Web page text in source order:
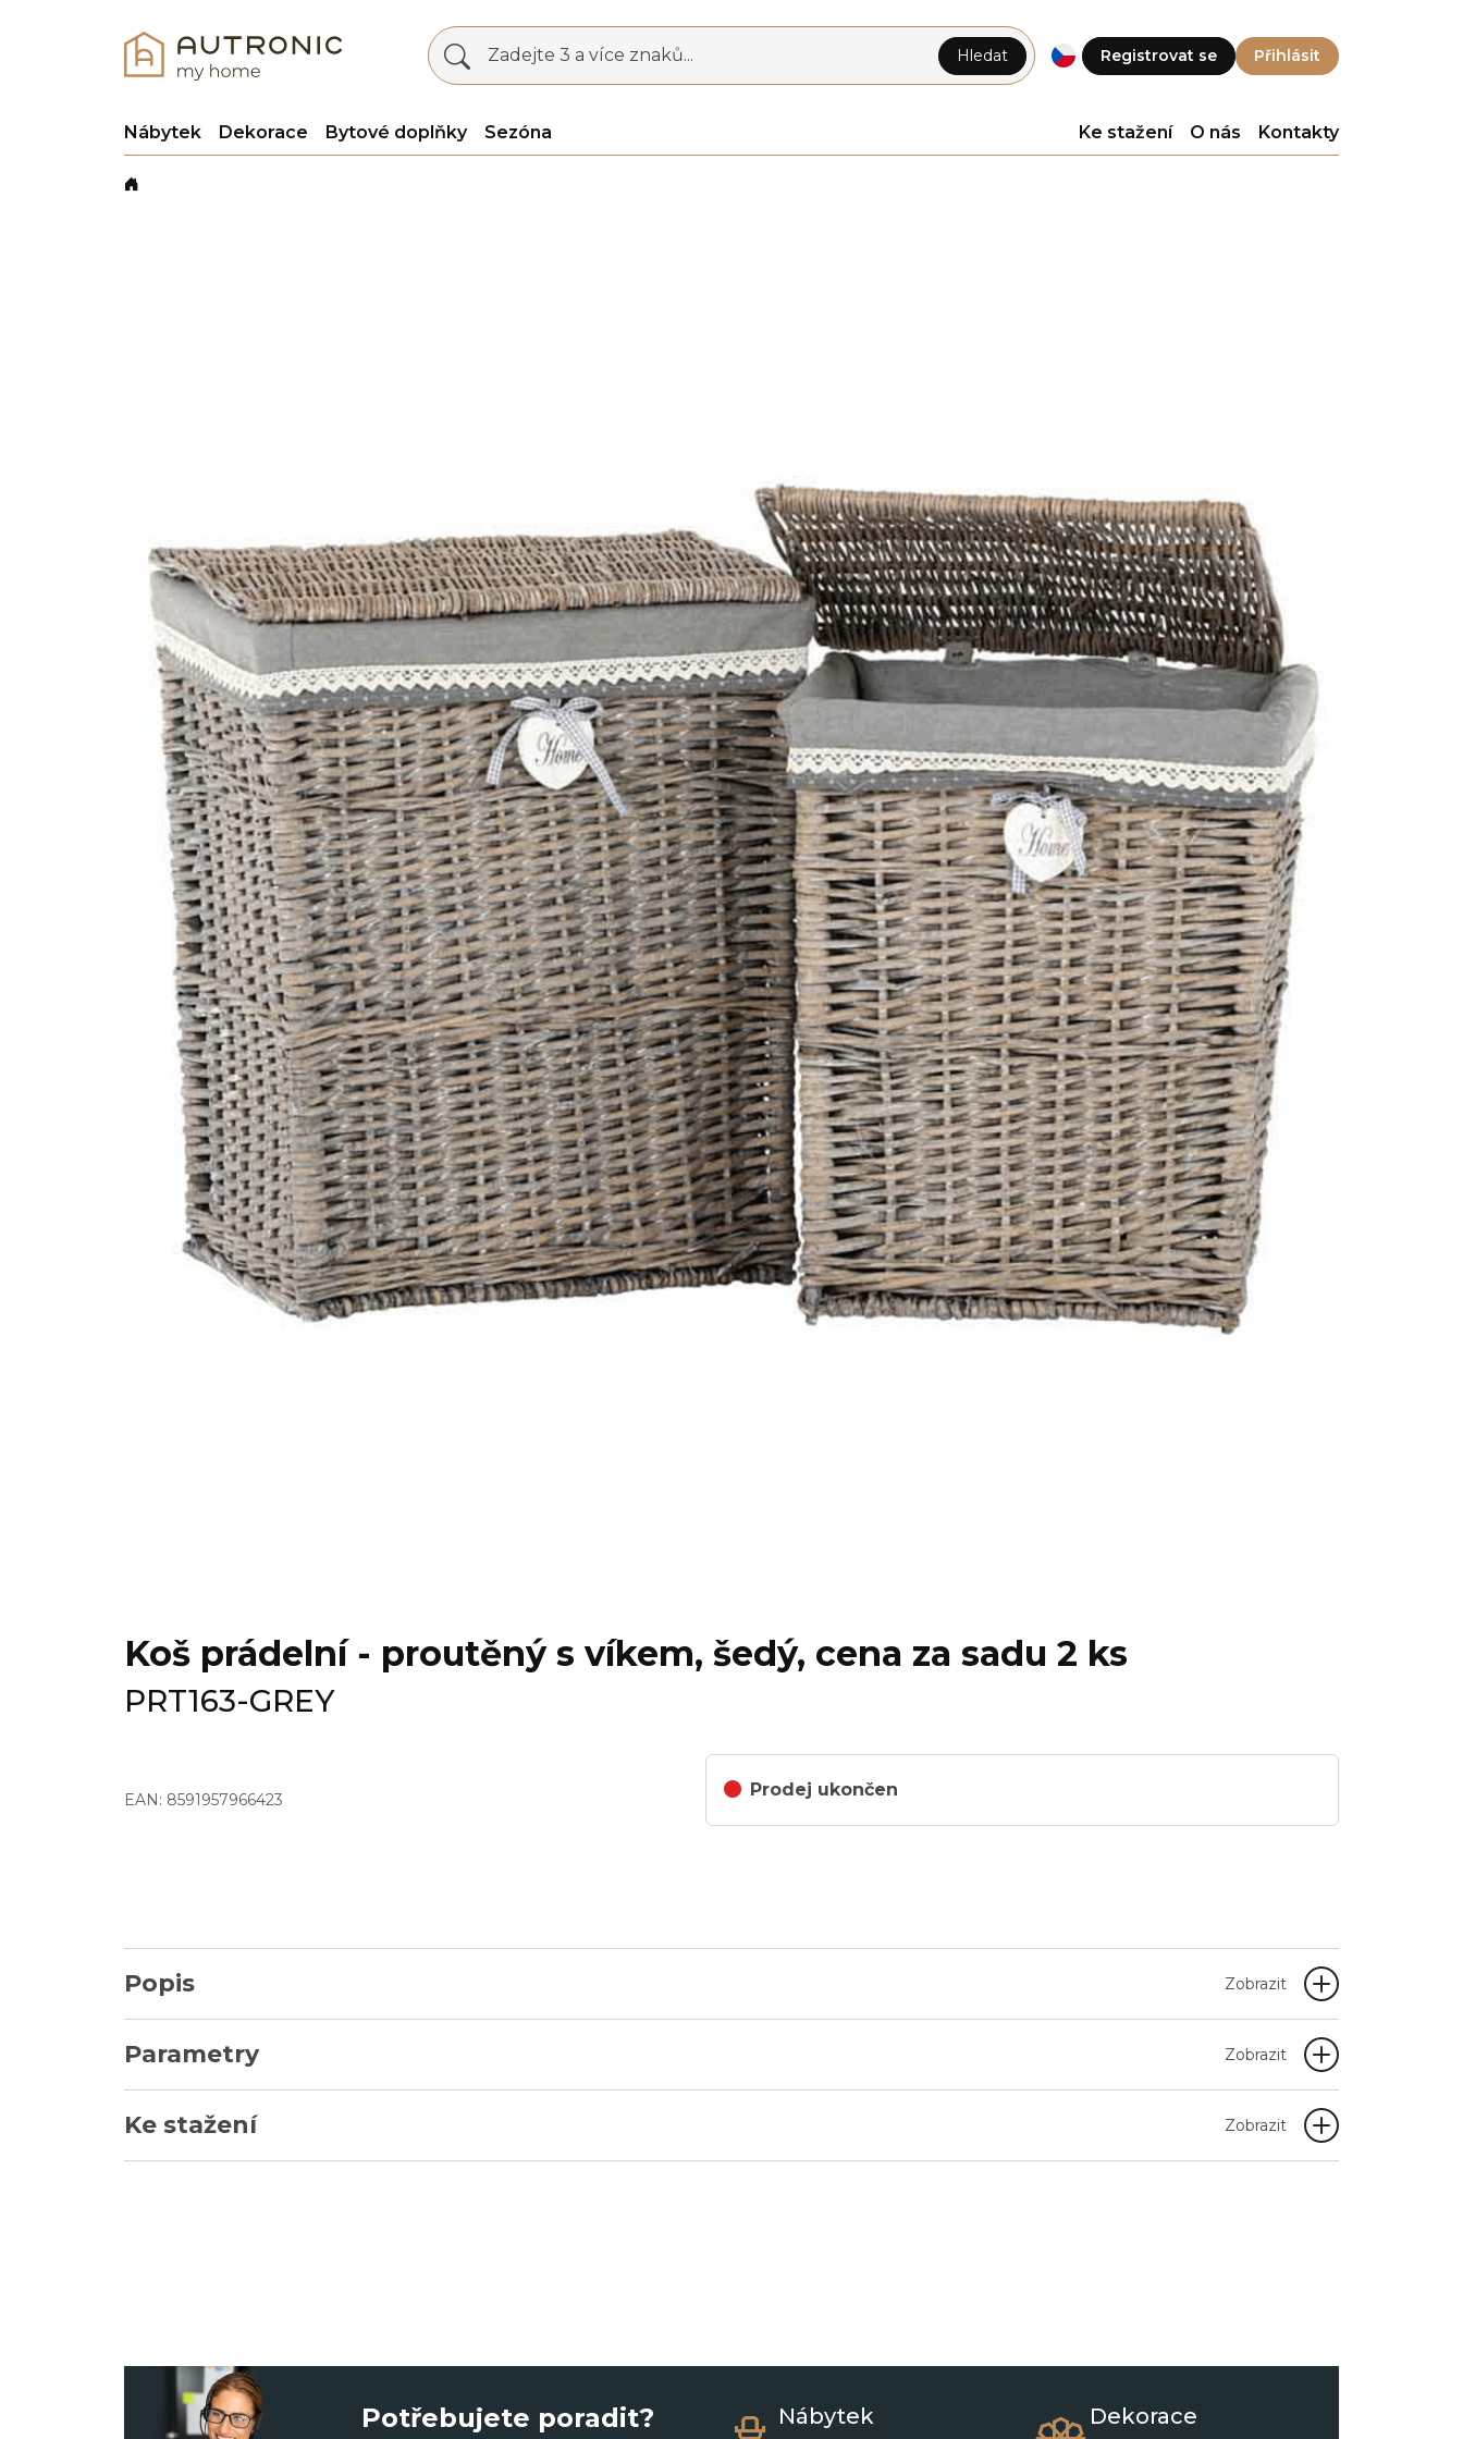
Registrovat se Přihlásit
Zadejte 3 a více znaků... Hledat
Nábytek Dekorace Bytové doplňky Sezóna Ke stažení O nás Kontakty
Koš prádelní - proutěný s víkem, šedý, cena za sadu 2 ks
PRT163-GREY
EAN: 8591957966423 Prodej ukončen
Popis Zobrazit
Parametry Zobrazit
Ke stažení Zobrazit
Potřebujete poradit? Nábytek Dekorace